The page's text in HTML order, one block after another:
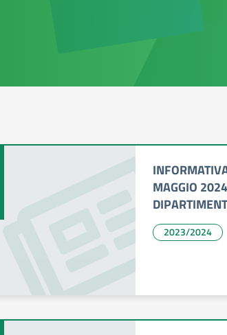
MAGGIO
2023/2024